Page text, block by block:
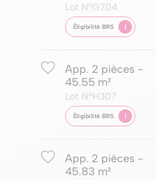
Lot NºG704
Éligibilité BRS i
App. 2 pièces -
45.55 m²
Lot NºH307
Éligibilité BRS i
App. 2 pièces -
45.83 m²